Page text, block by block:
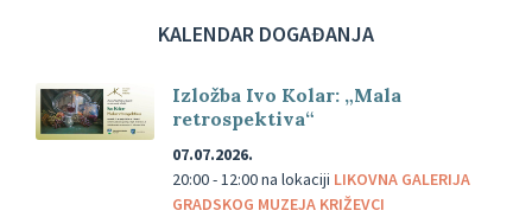
KALENDAR DOGAĐANJA
Izložba Ivo Kolar: „Mala
retrospektiva“
07.07.2026.
20:00 - 12:00na lokaciji LIKOVNA GALERIJA
GRADSKOG MUZEJA KRIŽEVCI